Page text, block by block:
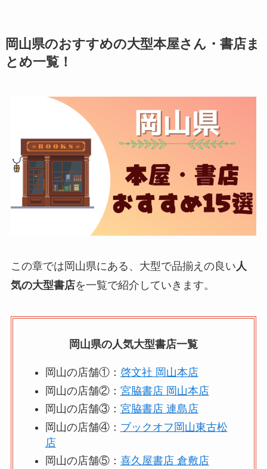
岡山県のおすすめの大型本屋さん・書店ま
とめ一覧！
この章では岡山県にある、大型で品揃えの良い人
気の大型書店を一覧で紹介していきます。
岡山県の人気大型書店一覧
岡山の店舗①： 啓文社 岡山本店
岡山の店舗②： 宮脇書店 岡山本店
岡山の店舗③： 宮脇書店 連島店
岡山の店舗④： ブックオフ岡山東古松
店
岡山の店舗⑤： 喜久屋書店 倉敷店